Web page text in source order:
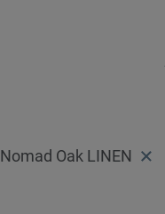
Nomad Oak LINEN